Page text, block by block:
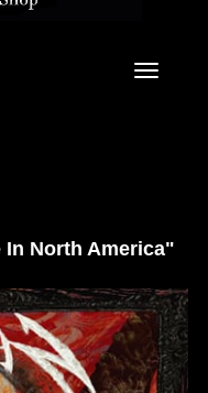
Toggle
In North America"